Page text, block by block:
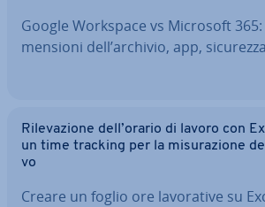
Google Workspace vs Microsoft
men­sio­ni dell’archivio, app,
Ri­le­va­zio­ne dell’orario di lavoro con
un time tracking per la mi­su­ra­zio­ne
vo
Creare un foglio ore la­vo­ra­ti­ve su